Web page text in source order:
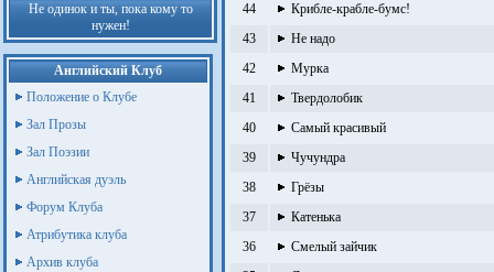
Не одинок и ты, пока кому то
нужен!
Английский Клуб
Положение о Клубе
Зал Прозы
Зал Поэзии
Английская дуэль
Форум Клуба
Атрибутика клуба
Архив клуба
44
Крибле-крабле-бумс!
43
Не надо
42
Мурка
41
Твердолобик
40
Самый красивый
39
Чучундра
38
Грёзы
37
Катенька
36
Смелый зайчик